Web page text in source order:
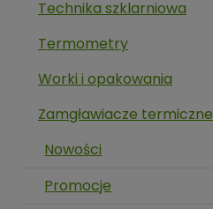
Technika szklarniowa
Termometry
Worki i opakowania
Zamgławiacze termiczne
Nowości
Promocje